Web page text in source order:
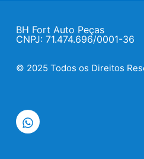
BH Fort Auto Peças
CNPJ: 71.474.696/0001-36
© 2025 Todos os Direitos